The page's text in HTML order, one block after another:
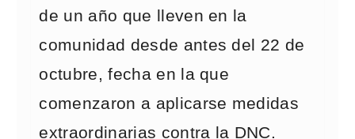
de un año que lleven en la
comunidad desde antes del 22 de
octubre, fecha en la que
comenzaron a aplicarse medidas
extraordinarias contra la DNC.